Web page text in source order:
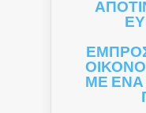
ΜΕ ΕΝΑ